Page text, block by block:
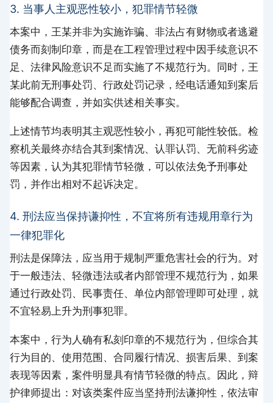
3. 当事人主观恶性较小，犯罪情节轻微
本案中，王某并非为实施诈骗、非法占有财物或者逃避
债务而刻制印章，而是在工程管理过程中因手续意识不
足、法律风险意识不足而实施了不规范行为。同时，王
某此前无刑事处罚、行政处罚记录，经电话通知到案后
能够配合调查，并如实供述相关事实。
上述情节均表明其主观恶性较小，再犯可能性较低。检
察机关最终亦结合其到案情况、认罪认罚、无前科劣迹
等因素，认为其犯罪情节轻微，可以依法免予刑事处
罚，并作出相对不起诉决定。
4. 刑法应当保持谦抑性，不宜将所有违规用章行为
一律犯罪化
刑法是保障法，应当用于规制严重危害社会的行为。对
于一般违法、轻微违法或者内部管理不规范行为，如果
通过行政处罚、民事责任、单位内部管理即可处理，就
不宜轻易上升为刑事犯罪。
本案中，行为人确有私刻印章的不规范行为，但综合其
行为目的、使用范围、合同履行情况、损害后果、到案
表现等因素，案件明显具有情节轻微的特点。因此，辩
护律师提出：对该类案件应当坚持刑法谦抑性，依法审